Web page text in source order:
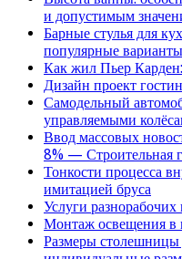
и допустимым
Барные стулья для
популярные варианты
Как жил Пьер
Дизайн проект
Самодельный
управляемыми
Ввод массовых
8% — Строительная
Тонкости процесса
имитацией бруса
Услуги
Монтаж освещения в
Размеры столешницы